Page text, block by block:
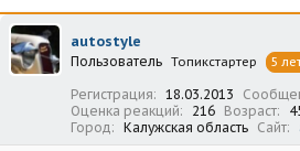
о
р
т
е
а
а
ч
л
а
autostyle
Пользователь Топикстартер 5
Регистрация 18.03.2013
Оценка реакций
216 Возраст
Город
Калужская область Сайт